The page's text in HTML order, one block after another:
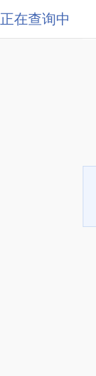
正在查询中